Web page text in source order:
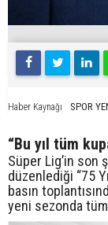
Haber Kaynağı SPOR
“Bu yıl tüm
Süper Lig’in son
düzenlediği “75
basın
yeni sezonda